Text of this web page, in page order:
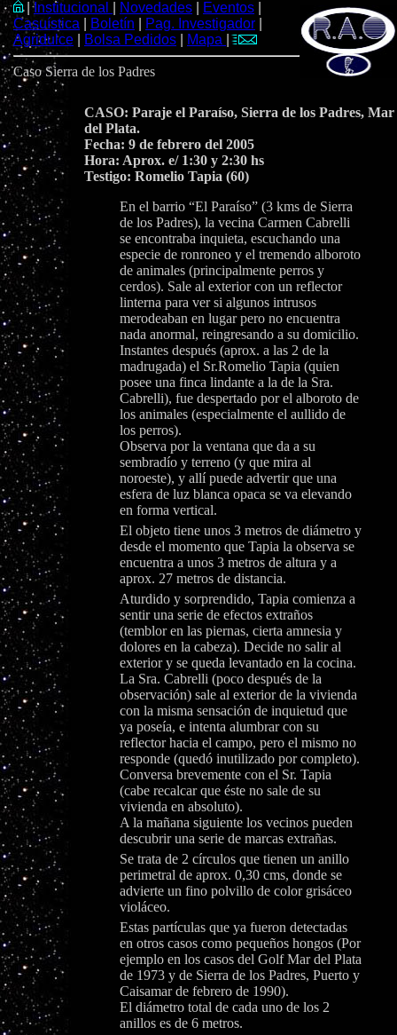
|Institucional Novedades Eventos
Casuística
Boletín Pag. Investigador
Agridulce
Bolsa Pedidos Mapa
Caso Sierra de los Padres
CASO: Paraje el Paraíso, Sierra de los Padres, Mar
del Plata.
Fecha: 9 de febrero del 2005
Hora: Aprox. e/ 1:30 y 2:30 hs
Testigo: Romelio Tapia (60)
En el barrio “El Paraíso” (3 kms de Sierra
de los Padres), la vecina Carmen Cabrelli
se encontraba inquieta, escuchando una
especie de ronroneo y el tremendo alboroto
de animales (principalmente perros y
cerdos). Sale al exterior con un reflector
linterna para ver si algunos intrusos
merodeaban en lugar pero no encuentra
nada anormal, reingresando a su domicilio.
Instantes después (aprox. a las 2 de la
madrugada) el Sr.Romelio Tapia (quien
posee una finca lindante a la de la Sra.
Cabrelli), fue despertado por el alboroto de
los animales (especialmente el aullido de
los perros).
Observa por la ventana que da a su
sembradío y terreno (y que mira al
noroeste), y allí puede advertir que una
esfera de luz blanca opaca se va elevando
en forma vertical.
El objeto tiene unos 3 metros de diámetro y
desde el momento que Tapia la observa se
encuentra a unos 3 metros de altura y a
aprox. 27 metros de distancia.
Aturdido y sorprendido, Tapia comienza a
sentir una serie de efectos extraños
(temblor en las piernas, cierta amnesia y
dolores en la cabeza). Decide no salir al
exterior y se queda levantado en la cocina.
La Sra. Cabrelli (poco después de la
observación) sale al exterior de la vivienda
con la misma sensación de inquietud que
ya poseía, e intenta alumbrar con su
reflector hacia el campo, pero el mismo no
responde (quedó inutilizado por completo).
Conversa brevemente con el Sr. Tapia
(cabe recalcar que éste no sale de su
vivienda en absoluto).
A la mañana siguiente los vecinos pueden
descubrir una serie de marcas extrañas.
Se trata de 2 círculos que tienen un anillo
perimetral de aprox. 0,30 cms, donde se
advierte un fino polvillo de color grisáceo
violáceo.
Estas partículas que ya fueron detectadas
en otros casos como pequeños hongos (Por
ejemplo en los casos del Golf Mar del Plata
de 1973 y de Sierra de los Padres, Puerto y
Caisamar de febrero de 1990).
El diámetro total de cada uno de los 2
anillos es de 6 metros.